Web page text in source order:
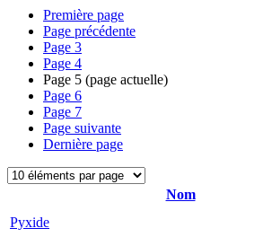
Première page
Page précédente
Page 3
Page 4
Page 5 (page actuelle)
Page 6
Page 7
Page suivante
Dernière page
Nom
Pyxide